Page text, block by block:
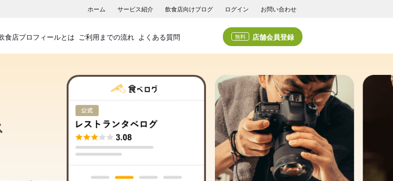
ホーム サービス紹介 飲食店向けブログ ログイン お問い合わせ
食店プロフィールとは ご利用までの流れ よくある質問 無料 店舗会員登録
飲食店プロフィールサービス